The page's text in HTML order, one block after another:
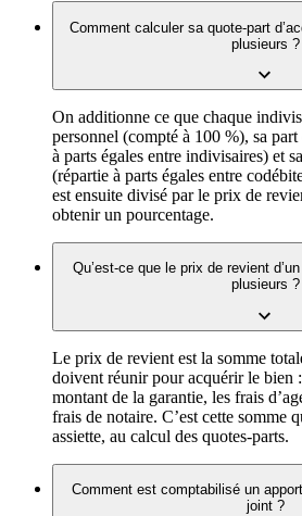
Comment calculer sa quote-part
plusieurs ?
On additionne ce que chaque
personnel (compté à 100 %), sa
à parts égales entre indivisaires) et
(répartie à parts égales entre
est ensuite divisé par le prix de
obtenir un pourcentage.
Qu’est-ce que le prix de revient
plusieurs ?
Le prix de revient est la somme
doivent réunir pour acquérir le bien
montant de la garantie, les frais
frais de notaire. C’est cette somme
assiette, au calcul des quotes-parts.
Comment est comptabilisé un
joint ?